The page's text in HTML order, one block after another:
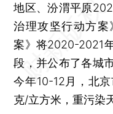
地区、汾渭平原
治理攻坚行动方案
案》将2020-2021
段，并公布了各城
今年10-12月，北
克/立方米，重污染